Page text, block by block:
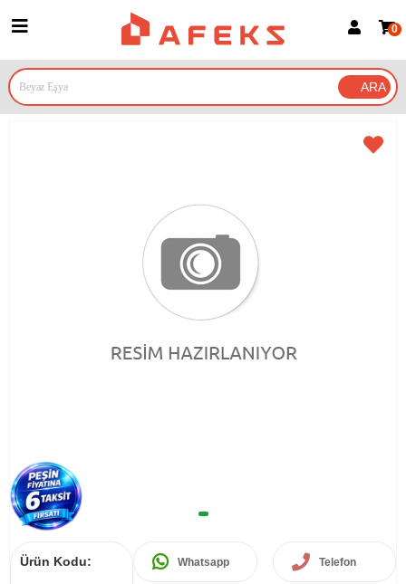
Google İle Bağlan
0
Ürün Kodu: Whatsapp Telefon